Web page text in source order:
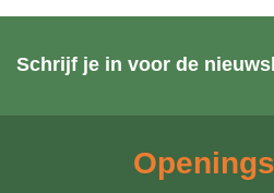
Schrijf je in voor de